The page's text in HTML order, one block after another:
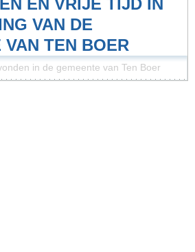
VAN DE
VAN TEN BOER
in de gemeente van Ten Boer